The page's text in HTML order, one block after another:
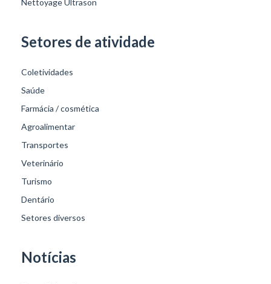
Setores de atividade
Coletividades
Saúde
Farmácia / cosmética
Agroalimentar
Transportes
Veterinário
Turismo
Dentário
Setores diversos
Notícias